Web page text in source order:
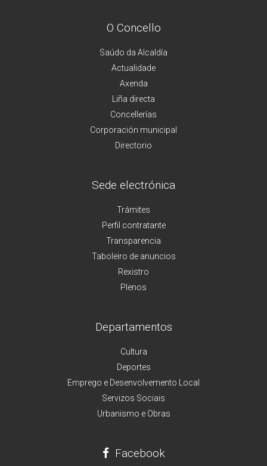
O Concello
Saúdo da Alcaldía
Actualidade
Axenda
Liña directa
Concellerías
Corporación municipal
Directorio
Sede electrónica
Trámites
Perfil contratante
Transparencia
Taboleiro de anuncios
Rexistro
Plenos
Departamentos
Cultura
Deportes
Emprego e Desenvolvemento Local
Servizos Sociais
Urbanismo e Obras
Facebook